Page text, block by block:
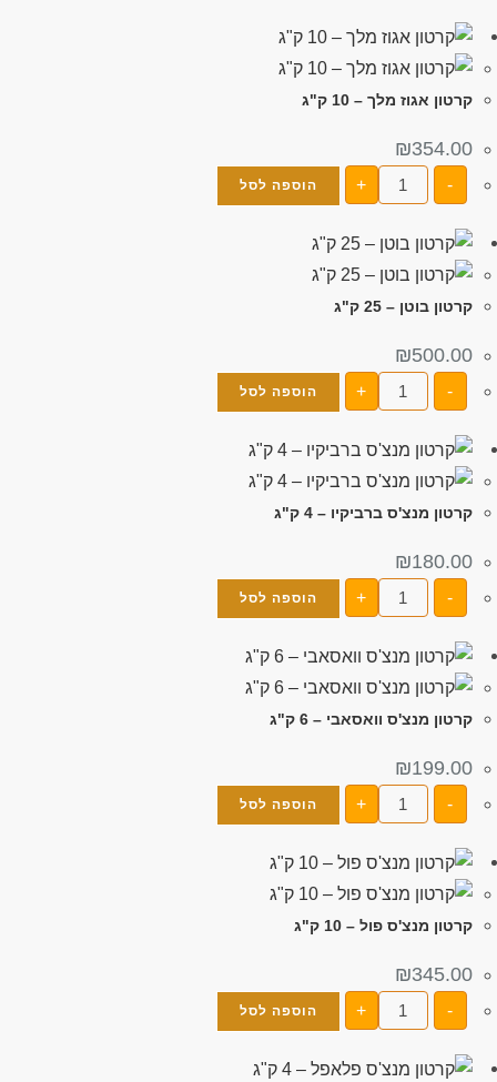
קרטון אגוז מלך – 10 ק"ג
₪354.00
-
+ הוספה לסל
קרטון בוטן – 25 ק"ג
₪500.00
-
+ הוספה לסל
קרטון מנצ'ס ברביקיו – 4 ק"ג
₪180.00
-
+ הוספה לסל
קרטון מנצ'ס וואסאבי – 6 ק"ג
₪199.00
-
+ הוספה לסל
קרטון מנצ'ס פול – 10 ק"ג
₪345.00
-
+ הוספה לסל